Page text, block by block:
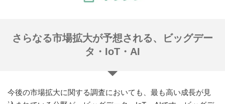
さらなる市場拡大が予想される、ビッグデー
タ・IoT・AI
今後の市場拡大に関する調査においても、最も高い成長が見